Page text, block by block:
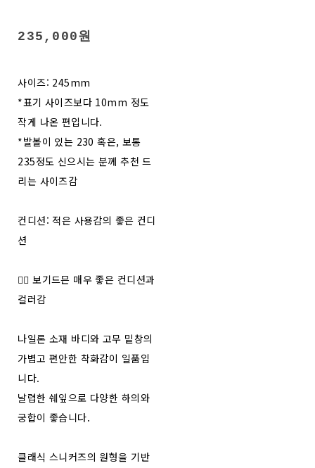
235,000원
사이즈: 245mm
*표기 사이즈보다 10mm 정도
작게 나온 편입니다.
*발볼이 있는 230 혹은, 보통
235정도 신으시는 분께 추천 드
리는 사이즈감
컨디션: 적은 사용감의 좋은 컨디
션
🧚‍♂️ 보기드믄 매우 좋은 컨디션과
컬러감
나일론 소재 바디와 고무 밑창의
가볍고 편안한 착화감이 일품입
니다.
날렵한 쉐잎으로 다양한 하의와
궁합이 좋습니다.
클래식 스니커즈의 원형을 기반